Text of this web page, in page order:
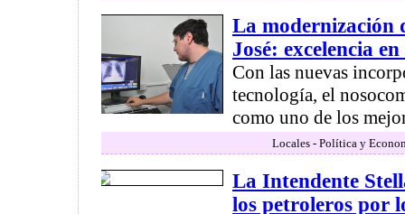
La modernización
José: excelencia
Con las nuevas
tecnología, el
como uno de los
Locales - Política y
La Intendente
los petroleros por